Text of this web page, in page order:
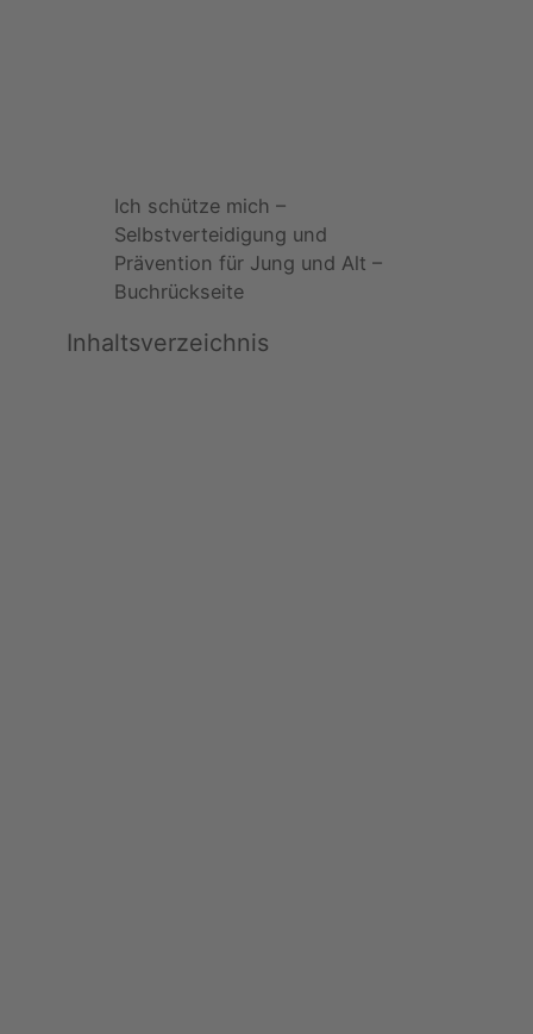
Ich schütze mich –
Selbstverteidigung und
Prävention für Jung und Alt –
Buchrückseite
Inhaltsverzeichnis